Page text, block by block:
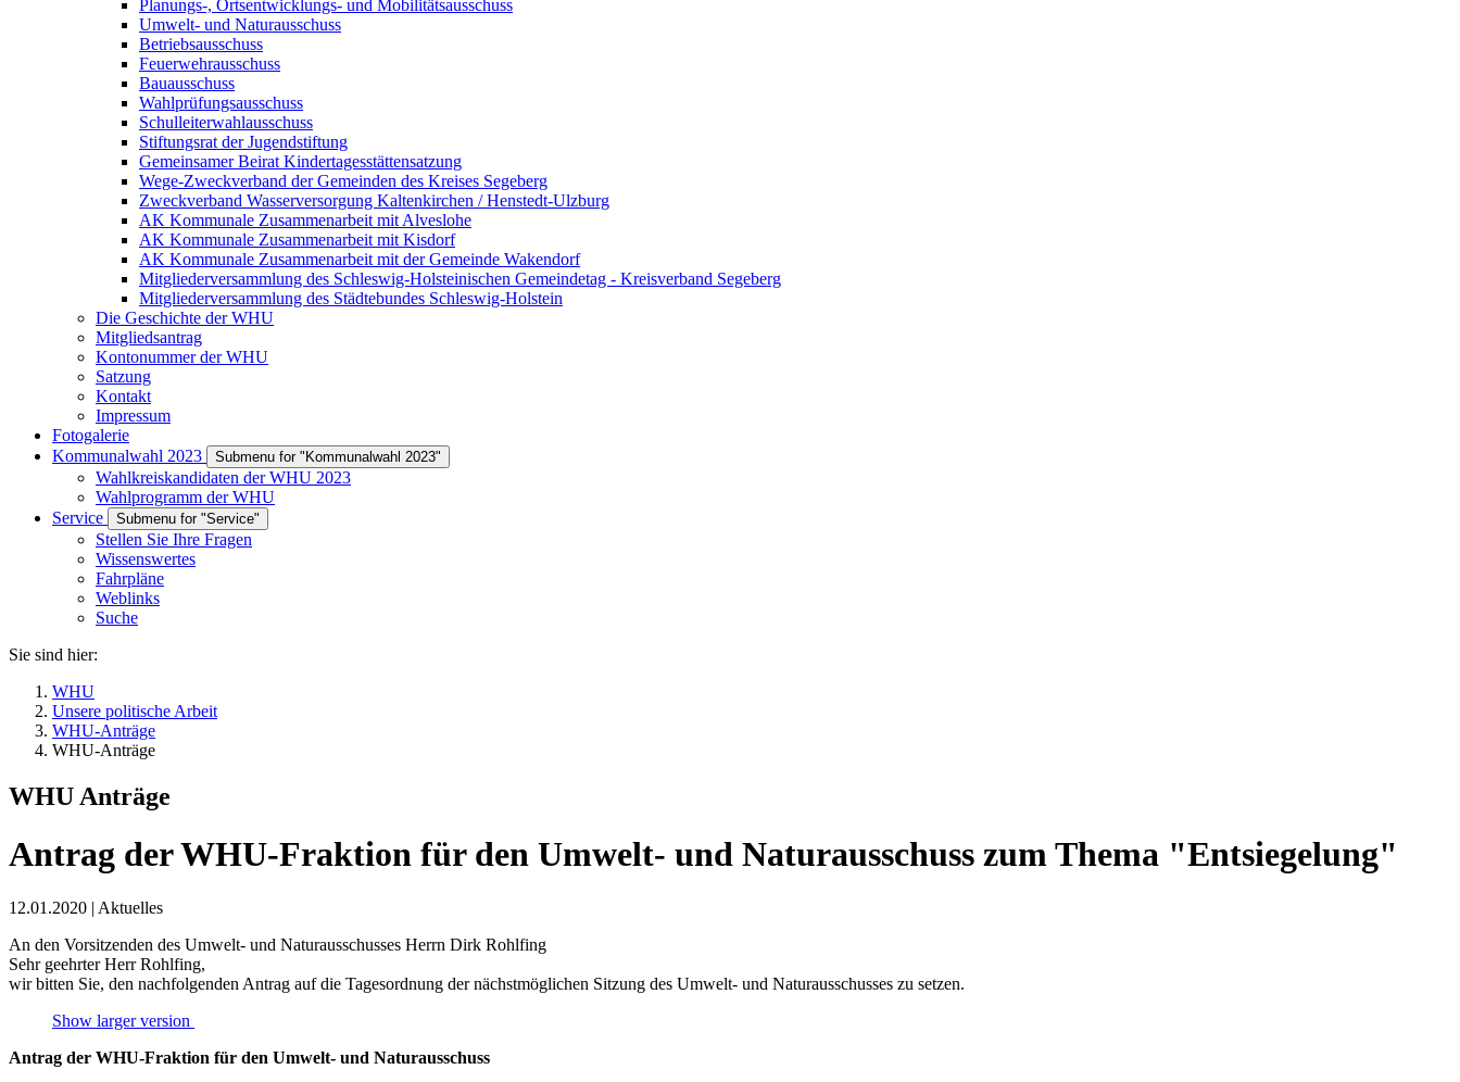
Planungs-, Ortsentwicklungs- und Mobilitätsausschuss
Umwelt- und Naturausschuss
Betriebsausschuss
Feuerwehrausschuss
Bauausschuss
Wahlprüfungsausschuss
Schulleiterwahlausschuss
Stiftungsrat der Jugendstiftung
Gemeinsamer Beirat Kindertagesstättensatzung
Wege-Zweckverband der Gemeinden des Kreises Segeberg
Zweckverband Wasserversorgung Kaltenkirchen / Henstedt-Ulzburg
AK Kommunale Zusammenarbeit mit Alveslohe
AK Kommunale Zusammenarbeit mit Kisdorf
AK Kommunale Zusammenarbeit mit der Gemeinde Wakendorf
Mitgliederversammlung des Schleswig-Holsteinischen Gemeindetag - Kreisverband Segeberg
Mitgliederversammlung des Städtebundes Schleswig-Holstein
Die Geschichte der WHU
Mitgliedsantrag
Kontonummer der WHU
Satzung
Kontakt
Impressum
Fotogalerie
Kommunalwahl 2023
Submenu for "Kommunalwahl 2023"
Wahlkreiskandidaten der WHU 2023
Wahlprogramm der WHU
Service
Submenu for "Service"
Stellen Sie Ihre Fragen
Wissenswertes
Fahrpläne
Weblinks
Suche
Sie sind hier:
WHU
Unsere politische Arbeit
WHU-Anträge
WHU-Anträge
WHU Anträge
Antrag der WHU-Fraktion für den Umwelt- und Naturausschuss zum Thema "Entsiegelung"
12.01.2020 | Aktuelles
An den Vorsitzenden des Umwelt- und Naturausschusses Herrn Dirk Rohlfing
Sehr geehrter Herr Rohlfing,
wir bitten Sie, den nachfolgenden Antrag auf die Tagesordnung der nächstmöglichen Sitzung des Umwelt- und Naturausschusses zu setzen.
Show larger version
Antrag der WHU-Fraktion für den Umwelt- und Naturausschuss